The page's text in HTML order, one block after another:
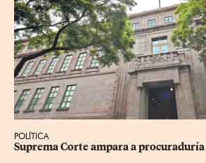
POLÍTICA
Suprema Corte ampara a